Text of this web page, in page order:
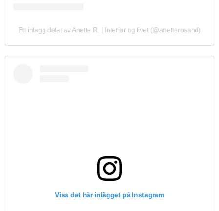
Ett inlägg delat av Anette R. | Interiør og livet (@anetterosand)
Visa det här inlägget på Instagram